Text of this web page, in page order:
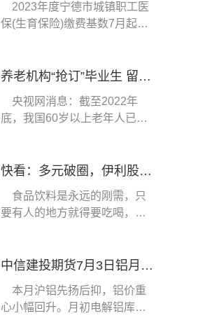
2023年度宁德市城镇职工医
保(生育保险)缴费基数7月起调
养老机构“抢订”毕业生 留住青年人才为养老行业注入新活力
央视网消息：截至2022年
底，我国60岁以上老年人已经
快看：多元破圈，伊利股份新增长逻辑解读
食品饮料是永远的刚需，只
要有人的地方就得要吃喝，现
中信建投期货7月3日铝月度报告：加息预期提升，铝价上方承压_今日热闻
本月沪铝先扬后抑，铝价重
心小幅回升。月初电解铝库存